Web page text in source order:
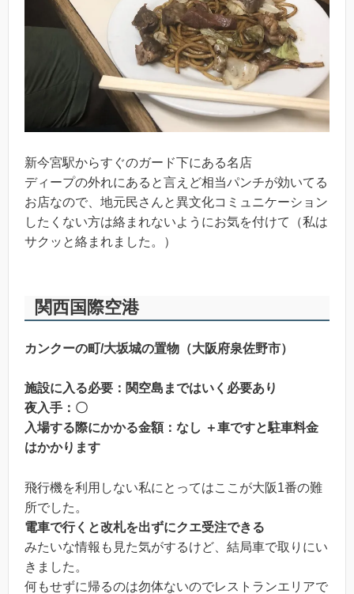
新今宮駅からすぐのガード下にある名店
ディープの外れにあると言えど相当パンチが効いてる
お店なので、地元民さんと異文化コミュニケーション
したくない方は絡まれないようにお気を付けて（私は
サクッと絡まれました。）
関西国際空港
カンクーの町/大坂城の置物（大阪府泉佐野市）
施設に入る必要：関空島まではいく必要あり
夜入手：〇
入場する際にかかる金額：なし ＋車ですと駐車料金
はかかります
飛行機を利用しない私にとってはここが大阪1番の難
所でした。
電車で行くと改札を出ずにクエ受注できる
みたいな情報も見た気がするけど、結局車で取りにい
きました。
何もせずに帰るのは勿体ないのでレストランエリアで